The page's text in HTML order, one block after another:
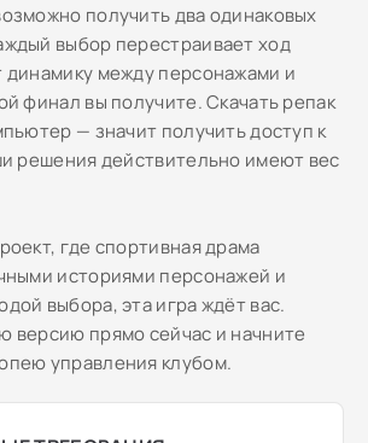
получить два одинаковых
выбор перестраивает ход
динамику между персонажами и
финал вы получите. Скачать репак
— значит получить доступ к
решения действительно имеют вес
где спортивная драма
историями персонажей и
выбора, эта игра ждёт вас.
версию прямо сейчас и начните
управления клубом.